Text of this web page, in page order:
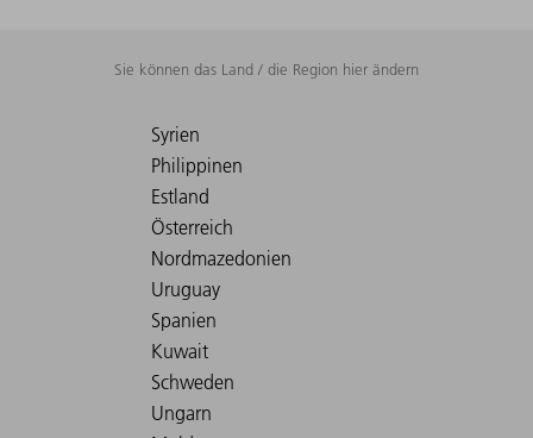
Sie können das Land / die Region hier ändern